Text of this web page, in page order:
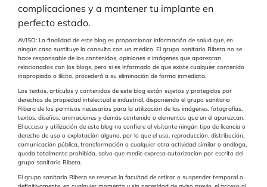
complicaciones y a mantener tu implante en
perfecto estado.
AVISO: La finalidad de este blog es proporcionar información de salud que, en
ningún caso sustituye la consulta con un médico. El grupo sanitario Ribera no se
hace responsable de los contenidos, opiniones e imágenes que aparezcan
relacionados con los blogs, pero si es informado de que existe cualquier contenido
inapropiado o ilícito, procederá a su eliminación de forma inmediata.
Los textos, artículos y contenidos de este blog están sujetos y protegidos por
derechos de propiedad intelectual e industrial, disponiendo el grupo sanitario
Ribera de los permisos necesarios para la utilización de las imágenes, fotografías,
textos, diseños, animaciones y demás contenido o elementos que en él aparezcan.
El acceso y utilización de este blog no confiere al visitante ningún tipo de licencia o
derecho de uso o explotación alguno, por lo que el uso, reproducción, distribución,
comunicación pública, transformación o cualquier otra actividad similar o análoga,
queda totalmente prohibida, salvo que medie expresa autorización por escrito del
grupo sanitario Ribera.
El grupo sanitario Ribera se reserva la facultad de retirar o suspender temporal o